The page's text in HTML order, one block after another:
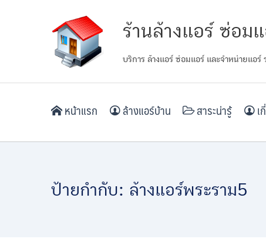
ร้านล้างแอร์ ซ่อม
บริการ ล้างแอร์ ซ่อมแอร์ และจำหน่ายแอร์
หน้าแรก ล้างแอร์บ้าน สาระน่ารู้ เ
ป้ายกำกับ: ล้างแอร์พระราม5